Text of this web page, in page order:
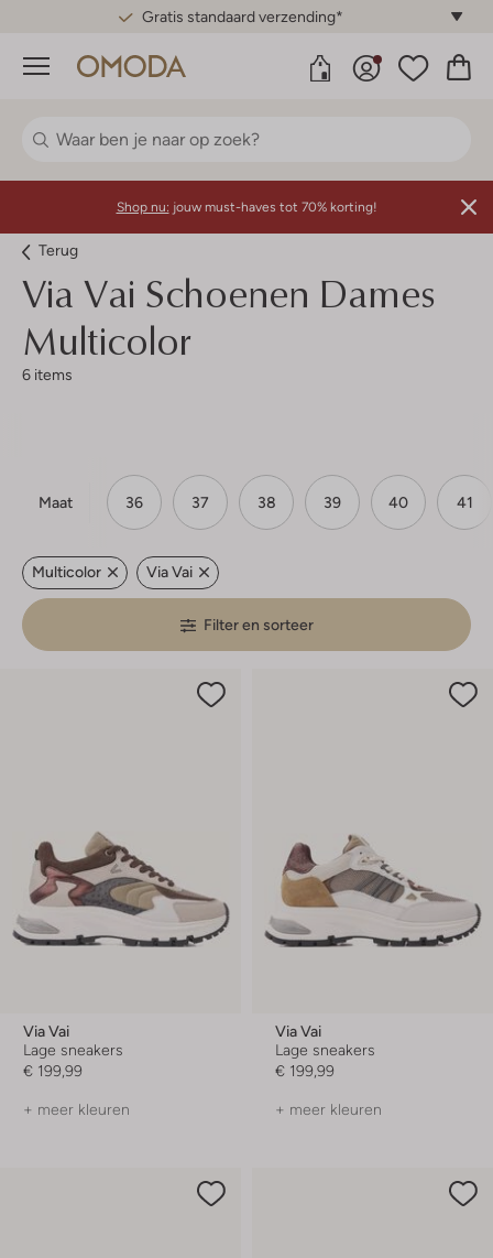
Gratis standaard verzending*
Menu
Shop nu: jouw must-haves tot 70% korting!
Terug
Via Vai Schoenen Dames
Multicolor
6 items
Maat 36 37 38 39 40 41
Multicolor Via Vai
Filter en sorteer
Via Vai
Lage sneakers
€ 199,99
+ meer kleuren
Via Vai
Lage sneakers
€ 199,99
+ meer kleuren